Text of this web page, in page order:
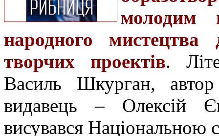
молодим
народного мистецтва
творчих проектів.
Василь Шкурган,
видавець – Олексій
висувався Національною